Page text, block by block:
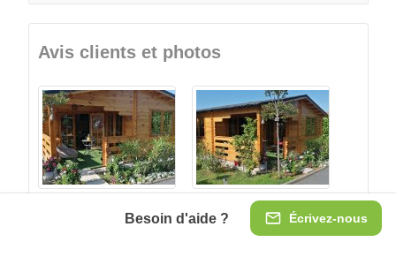
Avis clients et photos
Écrivez-nous
Besoin d'aide ?